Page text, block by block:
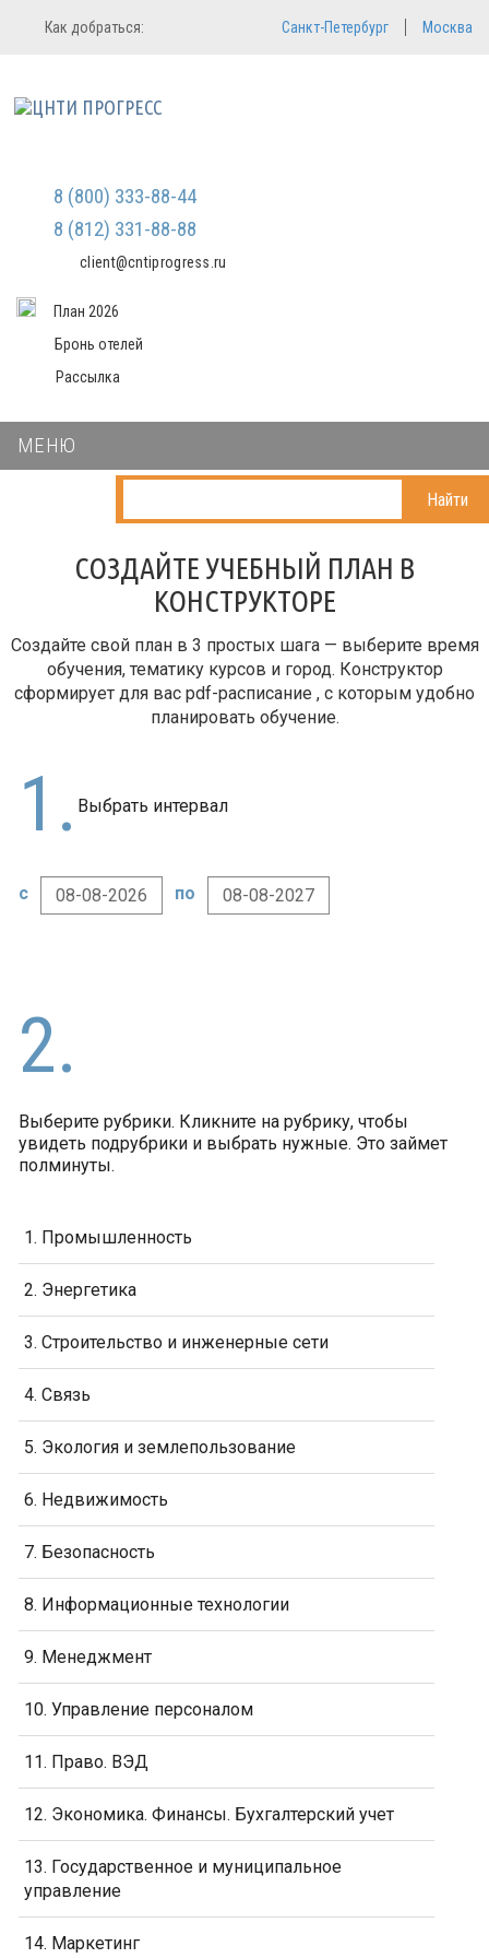
Регистрация
Мы не передаем ваши данные
третьим лицам и не рассылаем
Вход в систему
Пароль
Войти в кабинет
Как добраться: Санкт-Петербург Москва
8 (800) 333-88-44
8 (812) 331-88-88
client@cntiprogress.ru
План 2026
Бронь отелей
Рассылка
МЕНЮ
Найти
СОЗДАЙТЕ УЧЕБНЫЙ ПЛАН В
КОНСТРУКТОРЕ
Создайте свой план в 3 простых шага — выберите время
обучения, тематику курсов и город. Конструктор
сформирует для вас pdf-расписание , с которым удобно
планировать обучение.
1. Выбрать интервал
с по
2.
Выберите рубрики. Кликните на рубрику, чтобы
увидеть подрубрики и выбрать нужные. Это займет
полминуты.
1. Промышленность
2. Энергетика
3. Строительство и инженерные сети
4. Связь
5. Экология и землепользование
6. Недвижимость
7. Безопасность
8. Информационные технологии
9. Менеджмент
10. Управление персоналом
11. Право. ВЭД
12. Экономика. Финансы. Бухгалтерский учет
13. Государственное и муниципальное
управление
14. Маркетинг